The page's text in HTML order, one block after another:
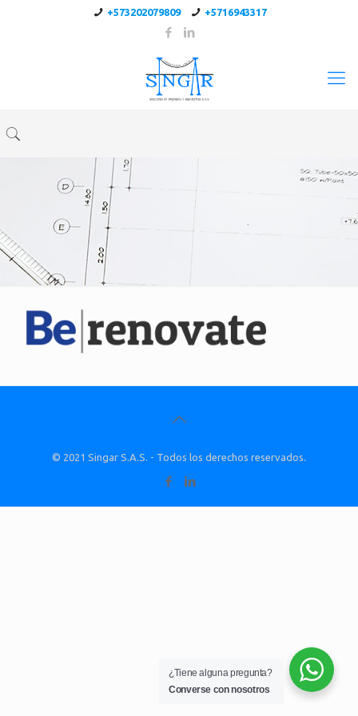
+573202079809 +5716943317
© 2021 Singar S.A.S. - Todos los derechos reservados.
¿Tiene alguna pregunta?
Converse con nosotros